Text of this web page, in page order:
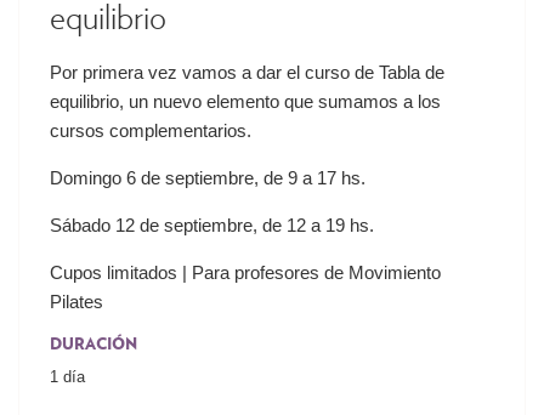
equilibrio
Por primera vez vamos a dar el curso de Tabla de
equilibrio, un nuevo elemento que sumamos a los
cursos complementarios.
Domingo 6 de septiembre, de 9 a 17 hs.
Sábado 12 de septiembre, de 12 a 19 hs.
Cupos limitados | Para profesores de Movimiento
Pilates
DURACIÓN
1 día